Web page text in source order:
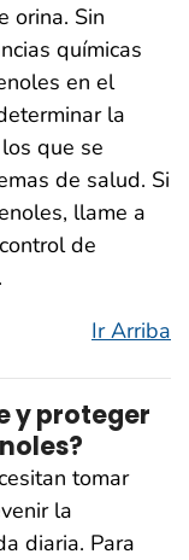
orina. Sin
químicas
en el
la
que se
de salud. Si
llame a
de
Ir Arriba
y proteger
tomar
la
diaria. Para